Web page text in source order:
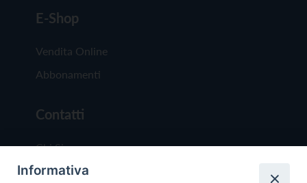
E-Shop
Vendita Online
Abbonamenti
Contatti
Chi Siamo
Redazione
Informativa